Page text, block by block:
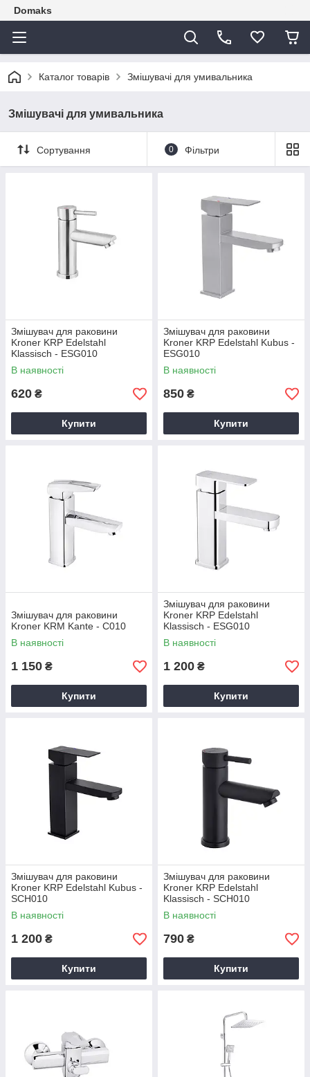
Domaks
Каталог товарів Змішувачі для умивальника
Змішувачі для умивальника
Сортування 0 Фільтри
Змішувач для раковини
Kroner KRP Edelstahl
Klassisch - ESG010
В наявності
620 ₴
Купити
Змішувач для раковини
Kroner KRP Edelstahl Kubus -
ESG010
В наявності
850 ₴
Купити
Змішувач для раковини
Kroner KRM Kante - C010
В наявності
1 150 ₴
Купити
Змішувач для раковини
Kroner KRP Edelstahl
Klassisch - ESG010
В наявності
1 200 ₴
Купити
Змішувач для раковини
Kroner KRP Edelstahl Kubus -
SCH010
В наявності
1 200 ₴
Купити
Змішувач для раковини
Kroner KRP Edelstahl
Klassisch - SCH010
В наявності
790 ₴
Купити